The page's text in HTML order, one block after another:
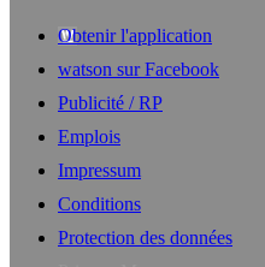
Obtenir l'application
watson sur Facebook
Publicité / RP
Emplois
Impressum
Conditions
Protection des données